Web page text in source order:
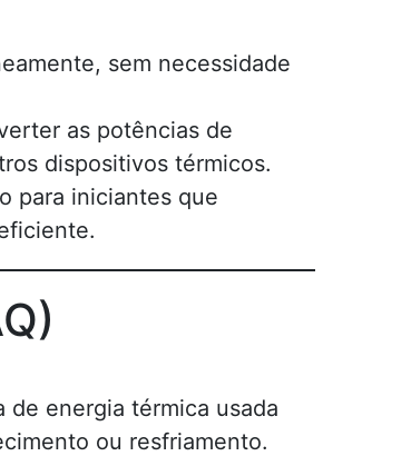
sem necessidade
as potências de
dispositivos térmicos.
para iniciantes que
de energia térmica usada
ou resfriamento.